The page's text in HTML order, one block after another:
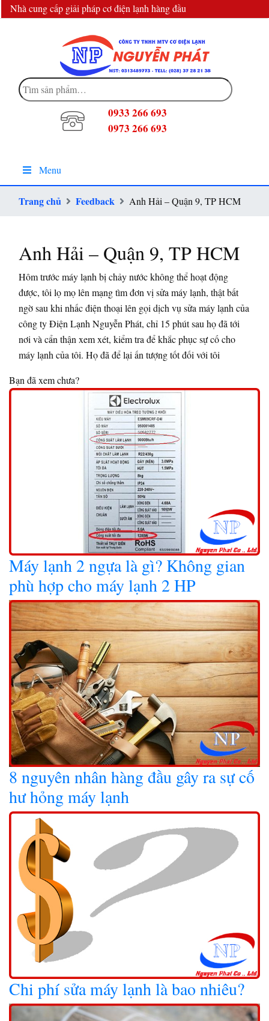
Nhà cung cấp giải pháp cơ điện lạnh hàng đầu
Tìm
kiếm:
0933 266 693
0973 266 693
Menu
Trang chủ Feedback Anh Hải – Quận 9, TP HCM
Anh Hải – Quận 9, TP HCM
Hôm trước máy lạnh bị chảy nước không thể hoạt động
được, tôi lọ mọ lên mạng tìm đơn vị sửa máy lạnh, thật bất
ngờ sau khi nhấc điện thoại lên gọi dịch vụ sửa máy lạnh của
công ty Điện Lạnh Nguyễn Phát, chỉ 15 phút sau họ đã tới
nơi và cẩn thận xem xét, kiểm tra để khắc phục sự cố cho
máy lạnh của tôi. Họ đã để lại ấn tượng tốt đối với tôi
Bạn đã xem chưa?
Máy lạnh 2 ngựa là gì? Không gian
phù hợp cho máy lạnh 2 HP
8 nguyên nhân hàng đầu gây ra sự cố
hư hỏng máy lạnh
Chi phí sửa máy lạnh là bao nhiêu?